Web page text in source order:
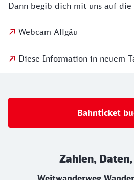
Dann begib dich mit uns auf die
Webcam Allgäu
Diese Information in neuem
Bahnticket
Zahlen,